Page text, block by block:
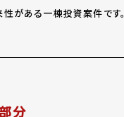
がある一棟投資案件です。
分